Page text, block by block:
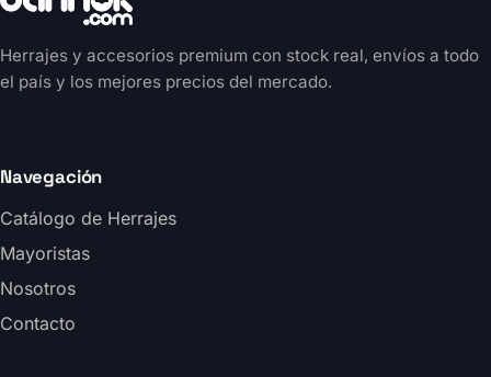
Herrajes y accesorios premium con stock real, envíos a todo
el país y los mejores precios del mercado.
Navegación
Catálogo de Herrajes
Mayoristas
Nosotros
Contacto